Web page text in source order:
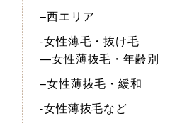
–西エリア
-女性薄毛・抜け毛
—女性薄抜毛・年齢別
–女性薄抜毛・緩和
-女性薄抜毛など